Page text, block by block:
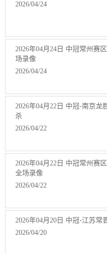
2026/04/24
2026年04月24日 中冠常州赛
场录像
2026/04/24
2026年04月22日 中冠-南京
杀
2026/04/22
2026年04月22日 中冠常州赛
全场录像
2026/04/22
2026年04月20日 中冠-江苏常
2026/04/20